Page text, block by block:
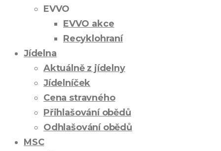
EVVO
EVVO akce
Recyklohraní
Jídelna
Aktuálně z jídelny
Jídelníček
Cena stravného
Přihlašování obědů
Odhlašování obědů
MSC